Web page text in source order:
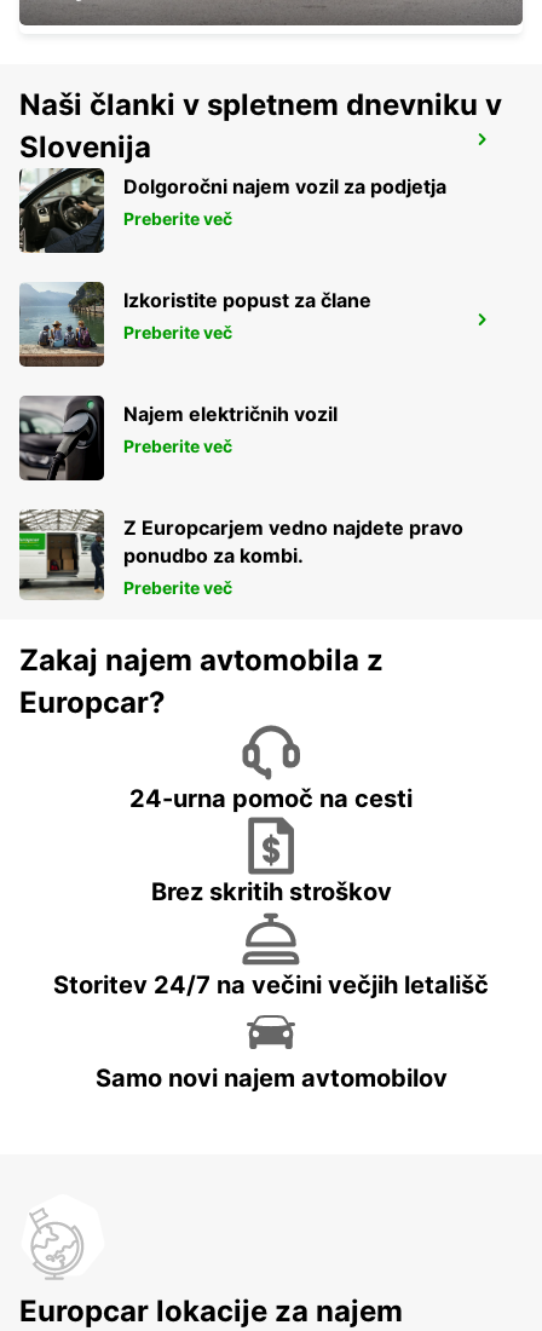
GIESSEN
GIESSEN - GERMANY
SANKT AUGUSTIN
SANKT AUGUSTIN - GERMANY
Naši članki v spletnem dnevniku v
Slovenija
Dolgoročni najem vozil za podjetja
Preberite več
Izkoristite popust za člane
Preberite več
Najem električnih vozil
Preberite več
Z Europcarjem vedno najdete pravo
ponudbo za kombi.
Preberite več
Zakaj najem avtomobila z
Europcar?
24-urna pomoč na cesti
Brez skritih stroškov
Storitev 24/7 na večini večjih letališč
Samo novi najem avtomobilov
Europcar lokacije za najem